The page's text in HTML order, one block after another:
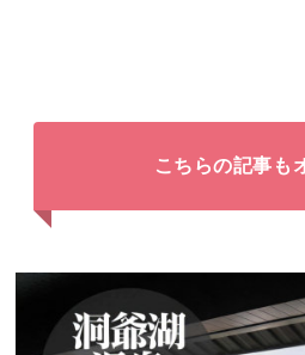
こちらの記事も